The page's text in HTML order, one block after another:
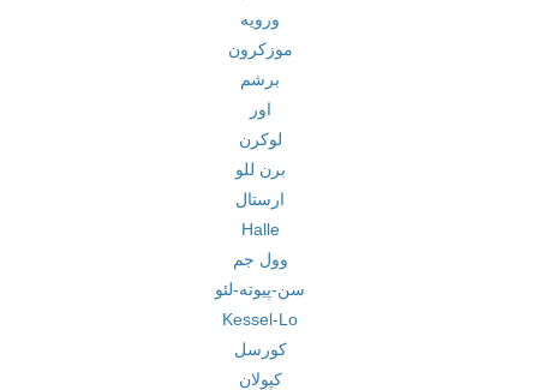
ورویه
موزکرون
برشم
اور
لوکرن
برن للو
ارستال
Halle
وول جم
سن-پیوته-لئو
Kessel-Lo
کورسل
کپولان